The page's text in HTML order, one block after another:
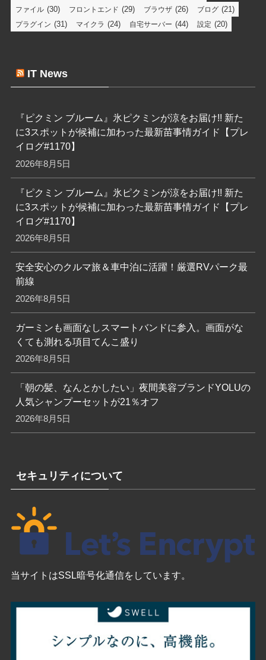
ファイル (30) フロントエンド (29) ブラウザ (26) ブログ (21)
プラグイン (31) マイクラ (24) 自宅サーバー (44) 設定 (20)
IT News
『ピクミン ブルーム』氷ピクミンが涼をお届け!! 新た
に3スポットが候補に加わった最新苗事情ガイド【プレ
イログ#1170】
2026年8月5日
『ピクミン ブルーム』氷ピクミンが涼をお届け!! 新た
に3スポットが候補に加わった最新苗事情ガイド【プレ
イログ#1170】
2026年8月5日
安全安心のクルマ旅＆車中泊に活躍！厳選RVパーク最
前線
2026年8月5日
ガーミンも画面なしスマートバンドに参入。画面がな
くても測れる項目てんこ盛り
2026年8月5日
「朝の髪、なんとかしたい」夜間美容ブランドYOLUの
人気シャンプーセットが21％オフ
2026年8月5日
セキュリティについて
当サイトはSSL暗号化通信をしています。